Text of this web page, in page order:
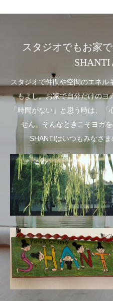
スタジオでもお家
SHANTI
スタジオで仲間や空間のエネ
もよし。お家で自分だけのヨ
「時間がない」と思う時は、
せん。そんなときこそヨガ
SHANTIはいつもみなさま